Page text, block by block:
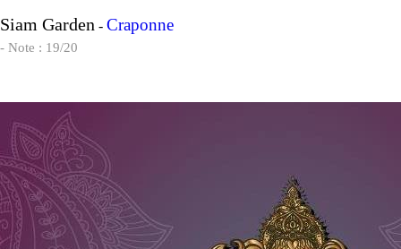
Siam Garden - Craponne
- Note : 19/20